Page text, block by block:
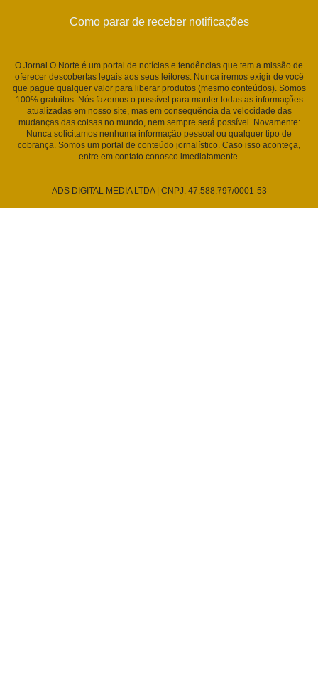
Como parar de receber notificações
O Jornal O Norte é um portal de notícias e tendências que tem a missão de
oferecer descobertas legais aos seus leitores. Nunca iremos exigir de você
que pague qualquer valor para liberar produtos (mesmo conteúdos). Somos
100% gratuitos. Nós fazemos o possível para manter todas as informações
atualizadas em nosso site, mas em consequência da velocidade das
mudanças das coisas no mundo, nem sempre será possível. Novamente:
Nunca solicitamos nenhuma informação pessoal ou qualquer tipo de
cobrança. Somos um portal de conteúdo jornalístico. Caso isso aconteça,
entre em contato conosco imediatamente.
ADS DIGITAL MEDIA LTDA | CNPJ: 47.588.797/0001-53